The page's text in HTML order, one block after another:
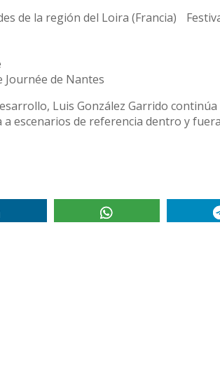
de la región del Loira (Francia)
Journée de Nantes
Luis González Garrido
escenarios de referencia dentro y